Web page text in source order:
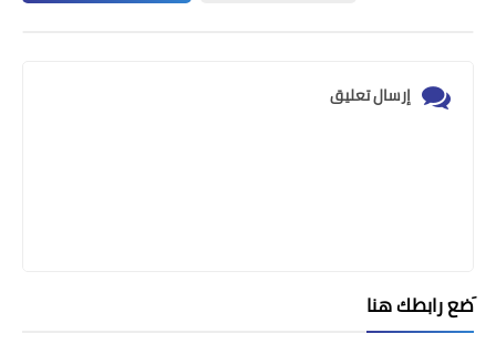
إرسال تعليق
َضع رابطك هنا